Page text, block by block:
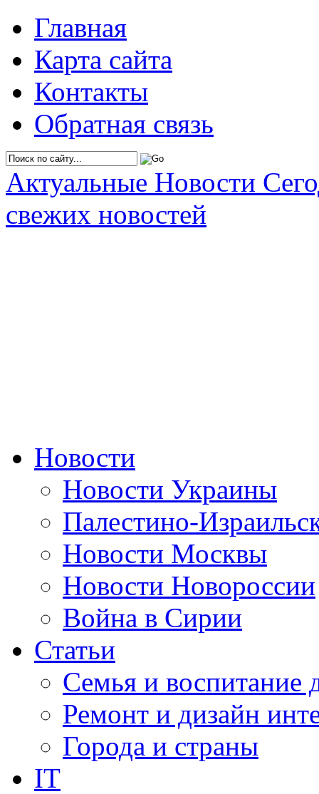
Главная
Карта сайта
Контакты
Обратная связь
Актуальные Новости
свежих новостей
Новости
Новости Украины
Палестино-
Новости Москвы
Новости Новороссии
Война в Сирии
Статьи
Семья и воспитание
Ремонт и дизайн
Города и страны
IT